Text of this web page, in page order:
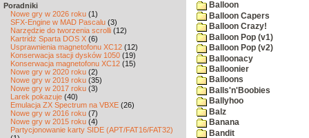
Poradniki
Nowe gry w 2026 roku (1)
SFX-Engine w MAD Pascalu (3)
Narzędzie do tworzenia scrolli (12)
Kartridż Sparta DOS X (6)
Usprawnienia magnetofonu XC12 (12)
Konserwacja stacji dysków 1050 (19)
Konserwacja magnetofonu XC12 (15)
Nowe gry w 2020 roku (2)
Nowe gry w 2019 roku (35)
Nowe gry w 2017 roku (3)
Larek pokazuje (40)
Emulacja ZX Spectrum na VBXE (26)
Nowe gry w 2016 roku (7)
Nowe gry w 2015 roku (4)
Partycjonowanie karty SIDE (APT/FAT16/FAT32)
Balloon
Balloon Capers
Balloon Crazy!
Balloon Pop (v1)
Balloon Pop (v2)
Balloonacy
Balloonier
Balloons
Balls'n'Boobies
Ballyhoo
Balz
Banana
Bandit